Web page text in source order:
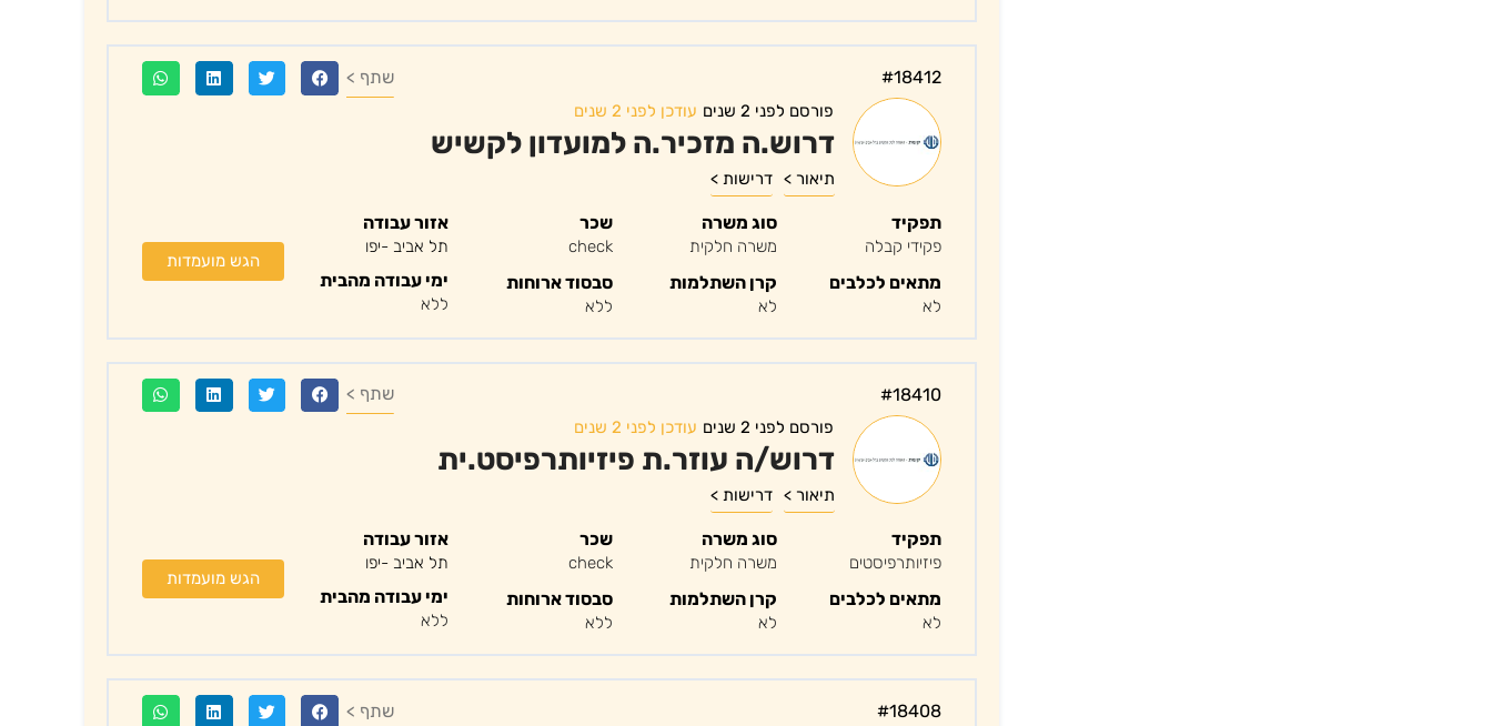
#18412 שתף >
פורסם לפני 2 שנים עודכן לפני 2 שנים
דרוש.ה מזכיר.ה למועדון לקשיש
תיאור > דרישות >
תפקיד
פקידי קבלה
מתאים לכלבים
לא
סוג משרה
משרה חלקית
קרן השתלמות
לא
שכר
check
סבסוד ארוחות
ללא
אזור עבודה
תל אביב -יפו
ימי עבודה מהבית
ללא
הגש מועמדות
#18410 שתף >
פורסם לפני 2 שנים עודכן לפני 2 שנים
דרוש/ה עוזר.ת פיזיותרפיסט.ית
תיאור > דרישות >
תפקיד
פיזיותרפיסטים
מתאים לכלבים
לא
סוג משרה
משרה חלקית
קרן השתלמות
לא
שכר
check
סבסוד ארוחות
ללא
אזור עבודה
תל אביב -יפו
ימי עבודה מהבית
ללא
הגש מועמדות
#18408 שתף >